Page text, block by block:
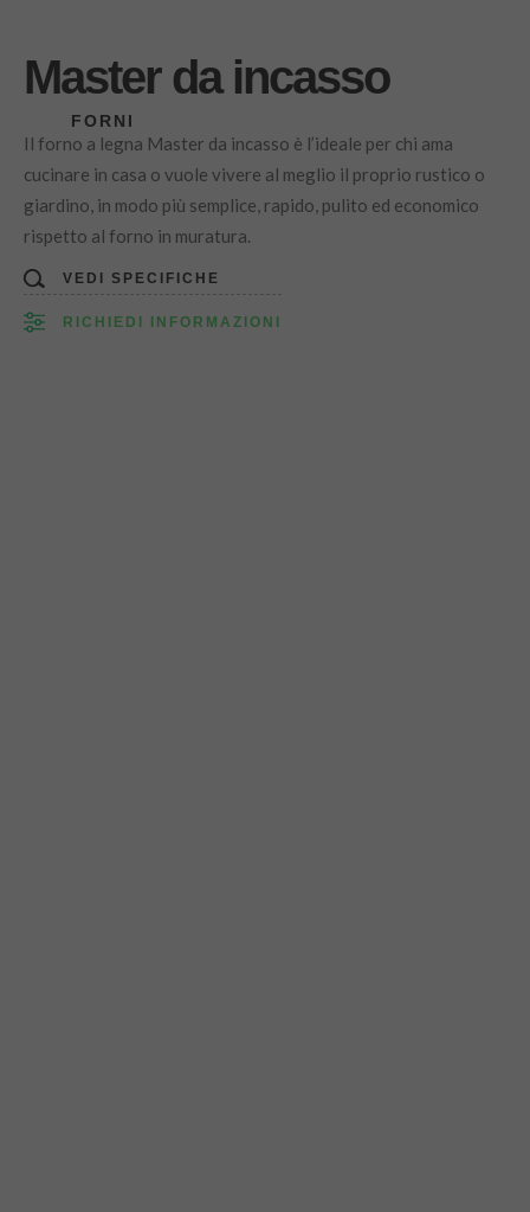
Master da incasso
FORNI
Il forno a legna Master da incasso è l’ideale per chi ama
cucinare in casa o vuole vivere al meglio il proprio rustico o
giardino, in modo più semplice, rapido, pulito ed economico
rispetto al forno in muratura.
VEDI SPECIFICHE
RICHIEDI INFORMAZIONI